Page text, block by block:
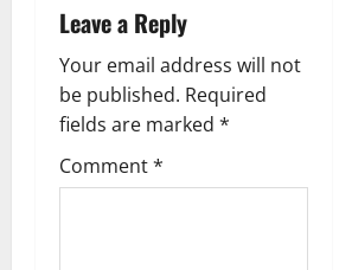
i
g
a
t
Leave a Reply
Your email address will not
be published. Required
fields are marked *
Comment*